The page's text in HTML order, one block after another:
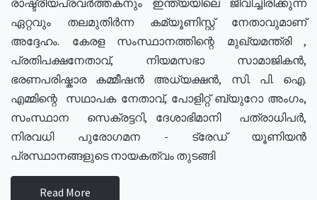
ഏറ്റവും തലമുതിർന്ന കമ്യൂണിസ്റ്റ് നേതാവുമാണ്
അദ്ദേഹം. കേരള സംസ്ഥാനത്തിന്റെ മുഖ്യമന്ത്രി ,
പ്രതിപക്ഷനേതാവ്, നിയമസഭാ സാമാജികൻ,
ഭരണപരിഷ്കാര കമ്മീഷൻ അധ്യക്ഷൻ, സി. പി. ഐ.
എമ്മിന്റെ സഥാപക നേതാവ്, പോളിറ്റ് ബ്യുറോ അംഗം,
സംസ്ഥാന സെക്രട്ടറി, ദേശാഭിമാനി പത്രാധിപർ,
നിരവധി പുരോഗമന - ട്രേഡ് യൂണിയൻ
പ്രസ്ഥാനങ്ങളുടെ നായകത്വം തുടങ്ങി
Read More